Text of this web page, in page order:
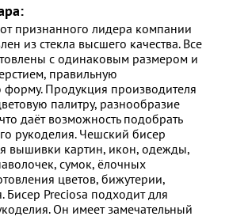
признанного лидера компании
из стекла высшего качества. Все
с одинаковым размером и
правильную
форму. Продукция производителя
палитру, разнообразие
даёт возможность подобрать
рукоделия. Чешский бисер
вышивки картин, икон, одежды,
сумок, ёлочных
цветов, бижутерии,
Бисер Preciosa подходит для
Он имеет замечательный